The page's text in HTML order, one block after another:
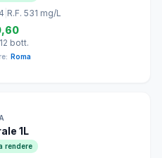
R.F. 531 mg/L
bott.
Roma
1L
rendere